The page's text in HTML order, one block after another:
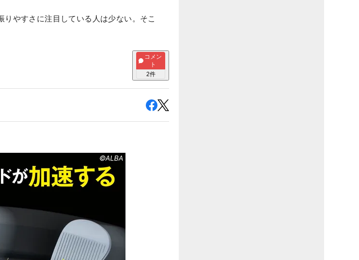
やすさに注目している人は少ない。そこ
コメン
ト
2件